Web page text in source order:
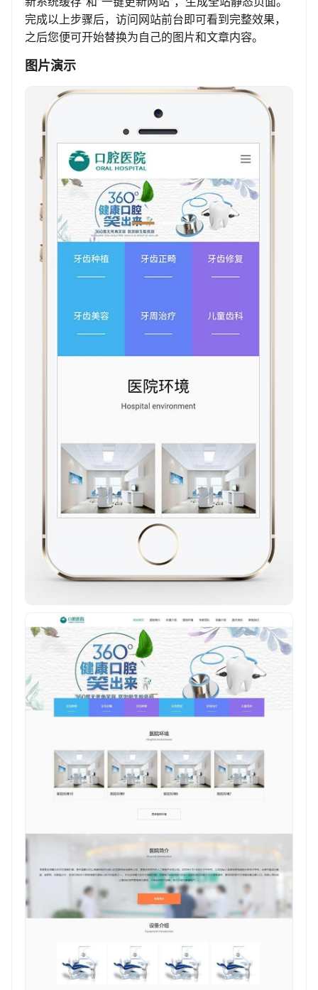
完成以上步骤后，访问网站前台即可看到完整效果，
之后您便可开始替换为自己的图片和文章内容。
图片演示